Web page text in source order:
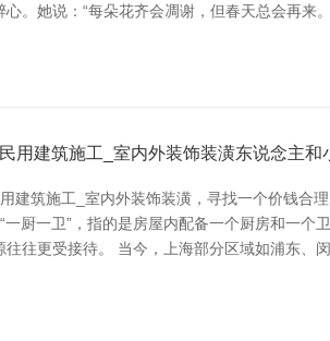
。她说：“每朵花齐会凋谢，但春天总会再来
用建筑施工_室内外装饰装潢东说念主和
建筑施工_室内外装饰装潢，寻找一个价钱合
厨一卫”，指的是房屋内配备一个厨房和一
往更受接待。 当今，上海部分区域如浦东、